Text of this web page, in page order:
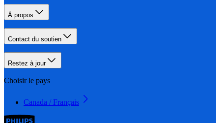
À propos
Contact du soutien
Restez à jour
Choisir le pays
Canada / Français